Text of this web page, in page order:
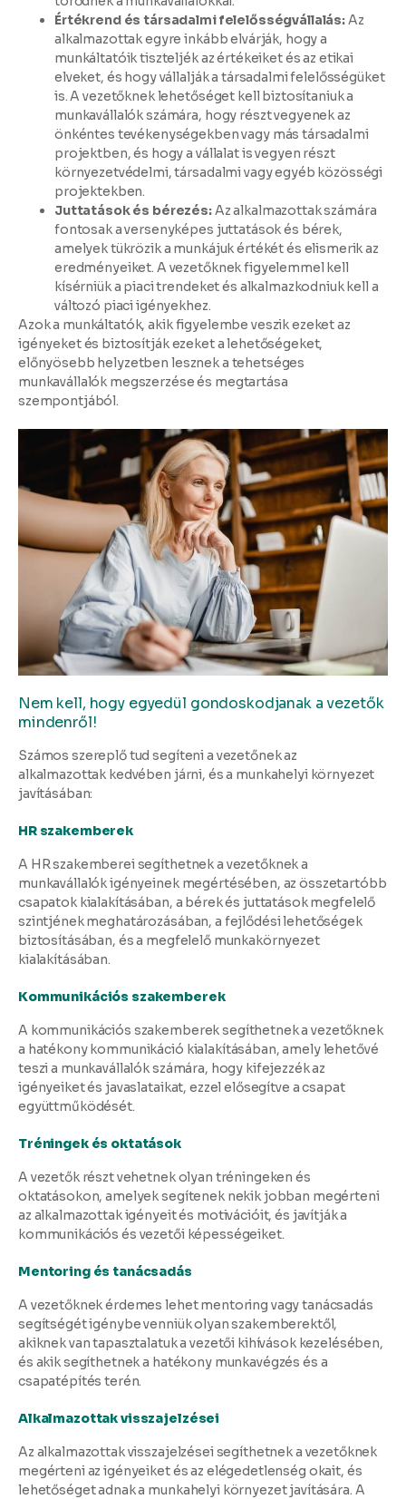
Értékrend és társadalmi felelősségvállalás:Az
alkalmazottak egyre inkább elvárják, hogy a
munkáltatóik tiszteljék az értékeiket és az etikai
elveket, és hogy vállalják a társadalmi felelősségüket
is. A vezetőknek lehetőséget kell biztosítaniuk a
munkavállalók számára, hogy részt vegyenek az
önkéntes tevékenységekben vagy más társadalmi
projektben, és hogy a vállalat is vegyen részt
környezetvédelmi, társadalmi vagy egyéb közösségi
projektekben.
Juttatások és bérezés:Az alkalmazottak számára
fontosak a versenyképes juttatások és bérek,
amelyek tükrözik a munkájuk értékét és elismerik az
eredményeiket. A vezetőknek figyelemmel kell
kísérniük a piaci trendeket és alkalmazkodniuk kell a
változó piaci igényekhez.
Azok a munkáltatók, akik figyelembe veszik ezeket az
igényeket és biztosítják ezeket a lehetőségeket,
előnyösebb helyzetben lesznek a tehetséges
munkavállalók megszerzése és megtartása
szempontjából.
Nem kell, hogy egyedül gondoskodjanak a vezetők
mindenről!
Számos szereplő tud segíteni a vezetőnek az
alkalmazottak kedvében járni, és a munkahelyi környezet
javításában:
HR szakemberek
A HR szakemberei segíthetnek a vezetőknek a
munkavállalók igényeinek megértésében, az összetartóbb
csapatok kialakításában, a bérek és juttatások megfelelő
szintjének meghatározásában, a fejlődési lehetőségek
biztosításában, és a megfelelő munkakörnyezet
kialakításában.
Kommunikációs szakemberek
A kommunikációs szakemberek segíthetnek a vezetőknek
a hatékony kommunikáció kialakításában, amely lehetővé
teszi a munkavállalók számára, hogy kifejezzék az
igényeiket és javaslataikat, ezzel elősegítve a csapat
együttműködését.
Tréningek és oktatások
A vezetők részt vehetnek olyan tréningeken és
oktatásokon, amelyek segítenek nekik jobban megérteni
az alkalmazottak igényeit és motivációit, és javítják a
kommunikációs és vezetői képességeiket.
Mentoring és tanácsadás
A vezetőknek érdemes lehet mentoring vagy tanácsadás
segítségét igénybe venniük olyan szakemberektől,
akiknek van tapasztalatuk a vezetői kihívások kezelésében,
és akik segíthetnek a hatékony munkavégzés és a
csapatépítés terén.
Alkalmazottak visszajelzései
Az alkalmazottak visszajelzései segíthetnek a vezetőknek
megérteni az igényeiket és az elégedetlenség okait, és
lehetőséget adnak a munkahelyi környezet javítására. A